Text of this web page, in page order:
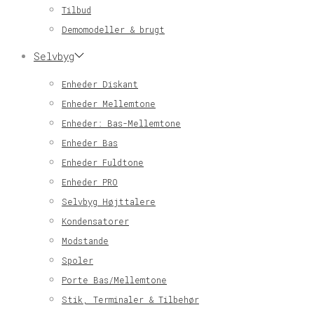
Tilbud
Demomodeller & brugt
Selvbyg
Enheder Diskant
Enheder Mellemtone
Enheder: Bas-Mellemtone
Enheder Bas
Enheder Fuldtone
Enheder PRO
Selvbyg Højttalere
Kondensatorer
Modstande
Spoler
Porte Bas/Mellemtone
Stik, Terminaler & Tilbehør